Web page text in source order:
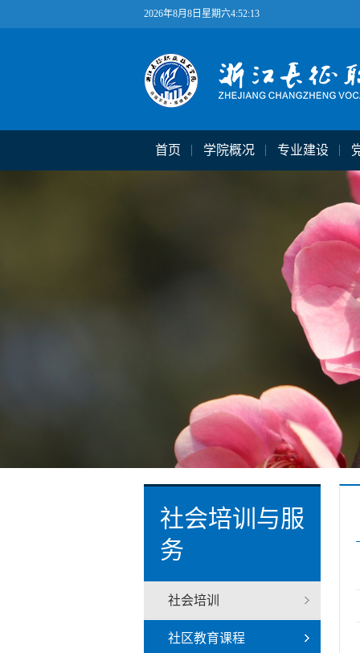
2026年8月8日星期六4:52:14
首页 学院概况 专业建设
社会培训与服
务
社会培训
社区教育课程